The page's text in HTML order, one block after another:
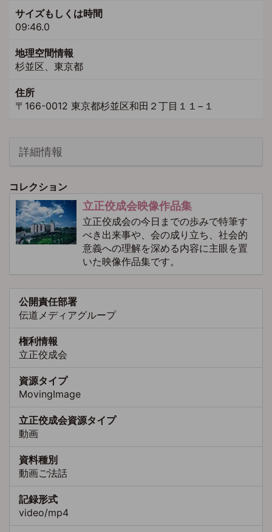
サイズもしくは時間
09:46.0
地理空間情報
杉並区、東京都
住所
〒166-0012 東京都杉並区和田２丁目１１−１
詳細情報
コレクション
立正佼成会映像作品集
立正佼成会の今日までの歩みで特筆す
べき出来事や、会の成り立ち、社会的
意義への理解を深める内容に主眼を置
いた映像作品集です。
公開責任部署
伝道メディアグループ
権利情報
立正佼成会
資源タイプ
MovingImage
立正佼成会資源タイプ
動画
資料種別
動画ご法話
記録形式
video/mp4